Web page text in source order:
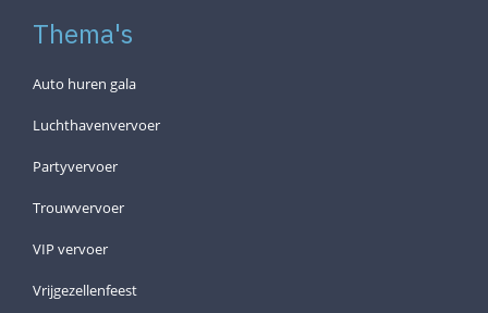
Thema's
Auto huren gala
Luchthavenvervoer
Partyvervoer
Trouwvervoer
VIP vervoer
Vrijgezellenfeest